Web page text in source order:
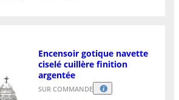
Encensoir gotique navette
ciselé cuillère finition
argentée
SUR COMMANDE